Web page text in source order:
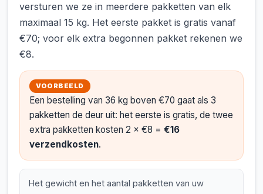
versturen we ze in meerdere pakketten van elk
maximaal 15 kg. Het eerste pakket is gratis vanaf
€70; voor elk extra begonnen pakket rekenen we
€8.
VOORBEELD
Een bestelling van 36 kg boven €70 gaat als 3
pakketten de deur uit: het eerste is gratis, de twee
extra pakketten kosten 2 × €8 = €16
verzendkosten.
Het gewicht en het aantal pakketten van uw